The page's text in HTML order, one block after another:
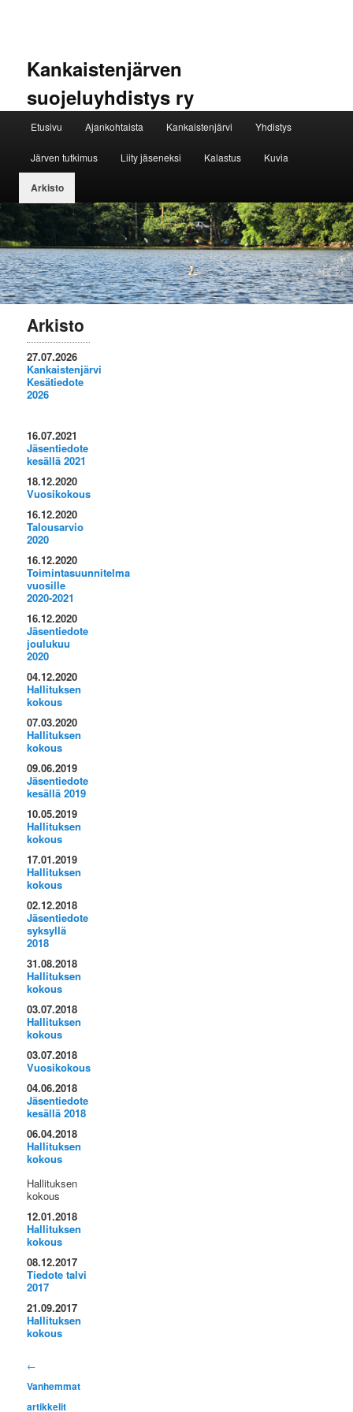
Kankaistenjärven
suojeluyhdistys ry
Siirry sisältöön
Siirry toissijaiseen sisältöön
Etusivu Ajankohtaista Kankaistenjärvi Yhdistys
Järven tutkimus Liity jäseneksi Kalastus Kuvia
Arkisto
Arkisto
27.07.2026
Kankaistenjärvi
Kesätiedote
2026
16.07.2021
Jäsentiedote
kesällä 2021
18.12.2020
Vuosikokous
16.12.2020
Talousarvio
2020
16.12.2020
Toimintasuunnitelma
vuosille
2020-2021
16.12.2020
Jäsentiedote
joulukuu
2020
04.12.2020
Hallituksen
kokous
07.03.2020
Hallituksen
kokous
09.06.2019
Jäsentiedote
kesällä 2019
10.05.2019
Hallituksen
kokous
17.01.2019
Hallituksen
kokous
02.12.2018
Jäsentiedote
syksyllä
2018
31.08.2018
Hallituksen
kokous
03.07.2018
Hallituksen
kokous
03.07.2018
Vuosikokous
04.06.2018
Jäsentiedote
kesällä 2018
06.04.2018
Hallituksen
kokous
Hallituksen
kokous
12.01.2018
Hallituksen
kokous
08.12.2017
Tiedote talvi
2017
21.09.2017
Hallituksen
kokous
Artikkelien selaus
←
Vanhemmat
artikkelit